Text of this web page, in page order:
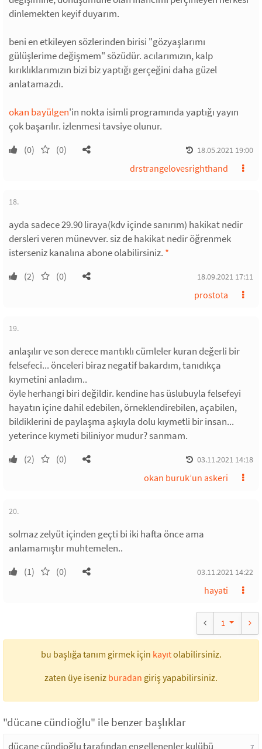
dinlemekten keyif duyarım.
beni en etkileyen sözlerinden birisi "gözyaşlarımı
gülüşlerime değişmem" sözüdür. acılarımızın, kalp
kırıklıklarımızın bizi biz yaptığı gerçeğini daha güzel
anlatamazdı.
okan bayülgen'in nokta isimli programında yaptığı yayın
çok başarılır. izlenmesi tavsiye olunur.
(0) (0) 18.05.2021 19:00
drstrangelovesrighthand
18.
ayda sadece 29.90 liraya(kdv içinde sanırım) hakikat nedir
dersleri veren münevver. siz de hakikat nedir öğrenmek
isterseniz kanalına abone olabilirsiniz. *
(2) (0) 18.09.2021 17:11
prostota
19.
anlaşılır ve son derece mantıklı cümleler kuran değerli bir
felsefeci... önceleri biraz negatif bakardım, tanıdıkça
kıymetini anladım..
öyle herhangi biri değildir. kendine has üslubuyla felsefeyi
hayatın içine dahil edebilen, örneklendirebilen, açabilen,
bildiklerini de paylaşma aşkıyla dolu kıymetli bir insan...
yeterince kıymeti biliniyor mudur? sanmam.
(2) (0) 03.11.2021 14:18
okan buruk’un askeri
20.
solmaz zelyüt içinden geçti bi iki hafta önce ama
anlamamıştır muhtemelen..
(1) (0) 03.11.2021 14:22
hayati
1
bu başlığa tanım girmek için kayıtolabilirsiniz.
zaten üye iseniz buradan giriş yapabilirsiniz.
"dücane cündioğlu" ile benzer başlıklar
dücane cündioğlu tarafından engellenenler kulübü 7